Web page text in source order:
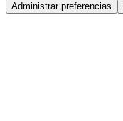
Administrar preferencias